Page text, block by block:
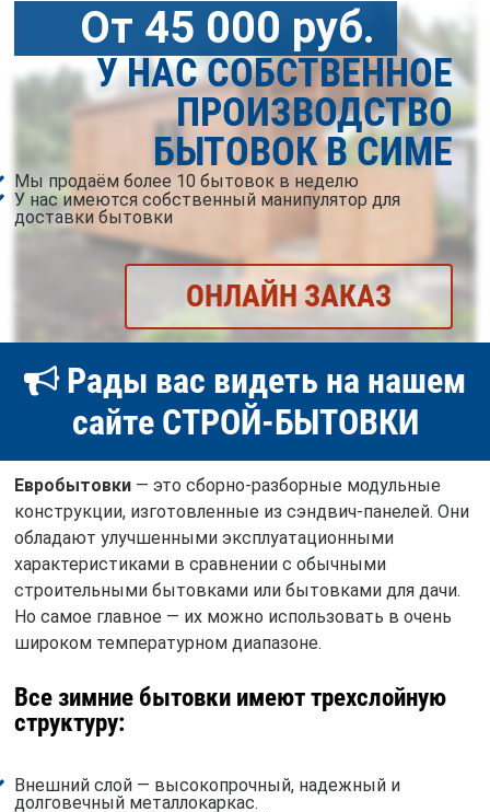
От 45 000 руб.
У НАС СОБСТВЕННОЕ
ПРОИЗВОДСТВО
БЫТОВОК В СИМЕ
Мы продаём более 10 бытовок в неделю
У нас имеются собственный манипулятор для
доставки бытовки
ОНЛАЙН ЗАКАЗ
Рады вас видеть на нашем
сайте СТРОЙ-БЫТОВКИ
Евробытовки— это сборно-разборные модульные
конструкции, изготовленные из сэндвич-панелей. Они
обладают улучшенными эксплуатационными
характеристиками в сравнении с обычными
строительными бытовками или бытовками для дачи.
Но самое главное — их можно использовать в очень
широком температурном диапазоне.
Все зимние бытовки имеют трехслойную
структуру:
Внешний слой — высокопрочный, надежный и
долговечный металлокаркас.